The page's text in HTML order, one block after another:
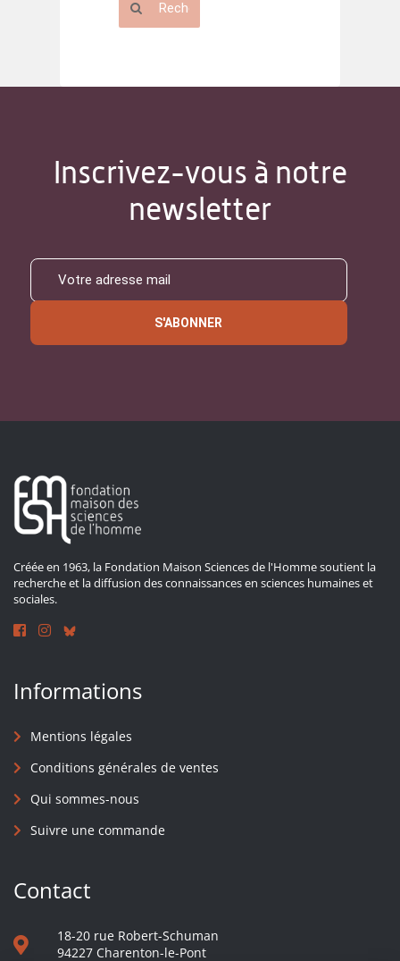
Inscrivez-vous à notre
newsletter
S'ABONNER
Créée en 1963, la Fondation Maison Sciences de l'Homme soutient la
recherche et la diffusion des connaissances en sciences humaines et
sociales.
Informations
Mentions légales
Conditions générales de ventes
Qui sommes-nous
Suivre une commande
Contact
18-20 rue Robert-Schuman
94227 Charenton-le-Pont